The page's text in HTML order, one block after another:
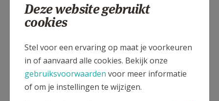
Deze website gebruikt
cookies
Stel voor een ervaring op maat je voorkeuren
in of aanvaard alle cookies. Bekijk onze
gebruiksvoorwaarden voor meer informatie
of om je instellingen te wijzigen.